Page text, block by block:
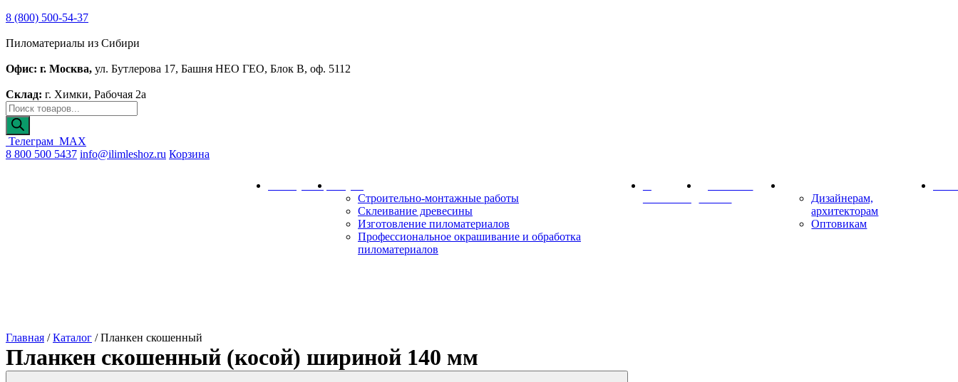
8 (800) 500-54-37
Пиломатериалы из Сибири
Офис: г. Москва, ул. Бутлерова 17, Башня НЕО ГЕО, Блок В, оф. 5112
Склад: г. Химки, Рабочая 2а
Поиск
товаров
Телеграм MAX
8 800 500 5437 info@ilimleshoz.ru Корзина
Калькулятор
Строительно-монтажные работы
Склеивание древесины
Изготовление пиломатериалов
Профессиональное окрашивание и обработка
пиломатериалов
Дизайнерам,
архитекторам
Оптовикам
Главная /Каталог /Планкен скошенный
Планкен скошенный (косой) шириной 140 мм